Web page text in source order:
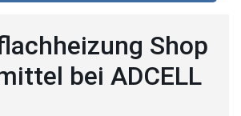
Shop
bei ADCELL